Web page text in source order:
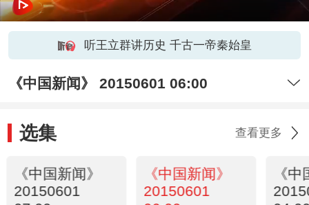
听王立群讲历史 千古一帝秦始皇
《中国新闻》 20150601 06:00
选集 查看更多
《中国新闻》
20150601
《中国新闻》
20150601
《